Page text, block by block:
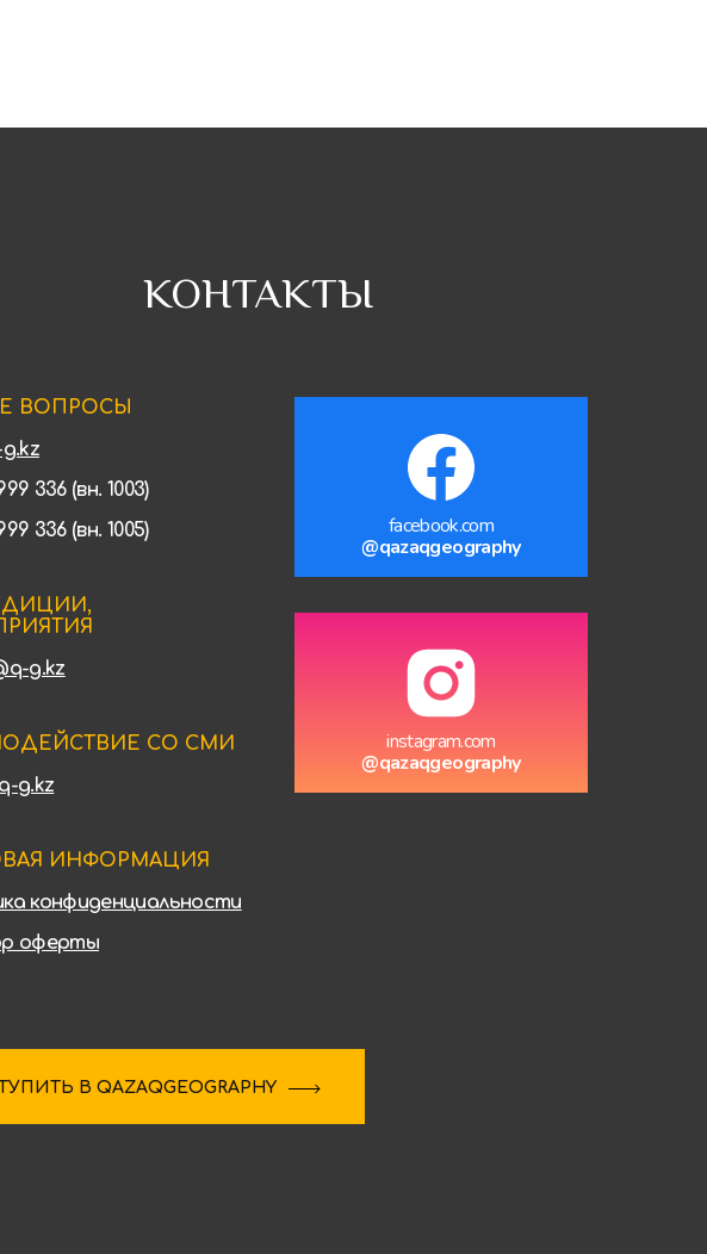
КОНТАКТЫ
ВОПРОСЫ
336 (вн. 1003)
336 (вн. 1005)
g.kz
СО СМИ
g.kz
ИНФОРМАЦИЯ
конфиденциальности
оферты
В QAZAQGEOGRAPHY
facebook.com
@qazaqgeography
instagram.com
@qazaqgeography